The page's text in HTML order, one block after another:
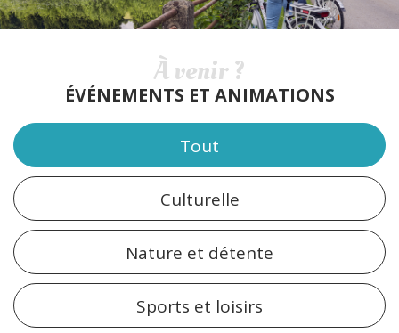
À venir ?
ÉVÉNEMENTS ET ANIMATIONS
Tout
Culturelle
Nature et détente
Sports et loisirs